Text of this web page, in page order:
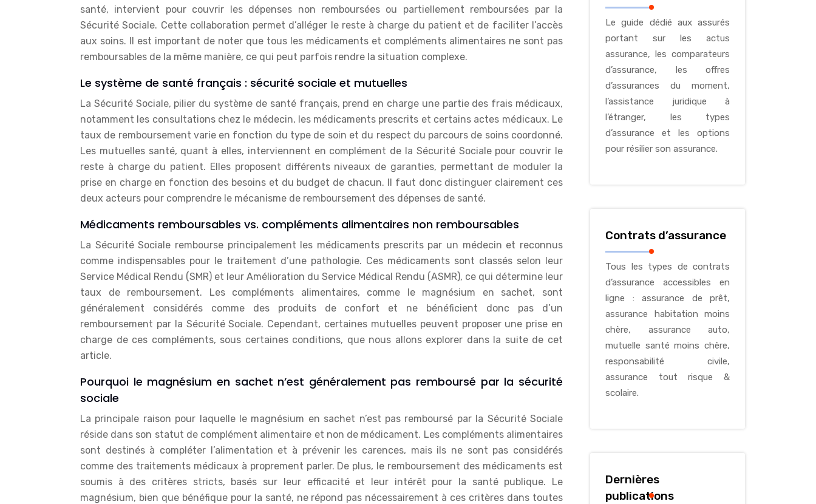
santé, intervient pour couvrir les dépenses non remboursées ou partiellement remboursées par la
Sécurité Sociale. Cette collaboration permet d’alléger le reste à charge du patient et de faciliter l’accès
aux soins. Il est important de noter que tous les médicaments et compléments alimentaires ne sont pas
remboursables de la même manière, ce qui peut parfois rendre la situation complexe.
Le système de santé français : sécurité sociale et mutuelles
La Sécurité Sociale, pilier du système de santé français, prend en charge une partie des frais médicaux,
notamment les consultations chez le médecin, les médicaments prescrits et certains actes médicaux. Le
taux de remboursement varie en fonction du type de soin et du respect du parcours de soins coordonné.
Les mutuelles santé, quant à elles, interviennent en complément de la Sécurité Sociale pour couvrir le
reste à charge du patient. Elles proposent différents niveaux de garanties, permettant de moduler la
prise en charge en fonction des besoins et du budget de chacun. Il faut donc distinguer clairement ces
deux acteurs pour comprendre le mécanisme de remboursement des dépenses de santé.
Médicaments remboursables vs. compléments alimentaires non remboursables
La Sécurité Sociale rembourse principalement les médicaments prescrits par un médecin et reconnus
comme indispensables pour le traitement d’une pathologie. Ces médicaments sont classés selon leur
Service Médical Rendu (SMR) et leur Amélioration du Service Médical Rendu (ASMR), ce qui détermine leur
taux de remboursement. Les compléments alimentaires, comme le magnésium en sachet, sont
généralement considérés comme des produits de confort et ne bénéficient donc pas d’un
remboursement par la Sécurité Sociale. Cependant, certaines mutuelles peuvent proposer une prise en
charge de ces compléments, sous certaines conditions, que nous allons explorer dans la suite de cet
article.
Pourquoi le magnésium en sachet n’est généralement pas remboursé par la sécurité
sociale
La principale raison pour laquelle le magnésium en sachet n’est pas remboursé par la Sécurité Sociale
réside dans son statut de complément alimentaire et non de médicament. Les compléments alimentaires
sont destinés à compléter l’alimentation et à prévenir les carences, mais ils ne sont pas considérés
comme des traitements médicaux à proprement parler. De plus, le remboursement des médicaments est
soumis à des critères stricts, basés sur leur efficacité et leur intérêt pour la santé publique. Le
magnésium, bien que bénéfique pour la santé, ne répond pas nécessairement à ces critères dans toutes
Le guide dédié aux assurés
portant sur les actus
assurance, les comparateurs
d’assurance, les offres
d’assurances du moment,
l’assistance juridique à
l’étranger, les types
d’assurance et les options
pour résilier son assurance.
Contrats d’assurance
Tous les types de contrats
d’assurance accessibles en
ligne : assurance de prêt,
assurance habitation moins
chère, assurance auto,
mutuelle santé moins chère,
responsabilité civile,
assurance tout risque &
scolaire.
Dernières
publications